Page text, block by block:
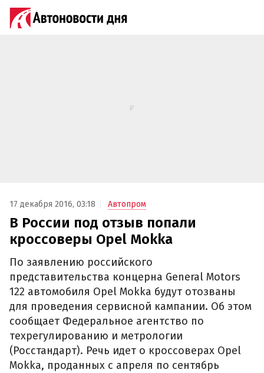
17 декабря 2016, 03:18 Автопром
В России под отзыв попали
кроссоверы Opel Mokka
По заявлению российского
представительства концерна General Motors
122 автомобиля Opel Mokka будут отозваны
для проведения сервисной кампании. Об этом
сообщает Федеральное агентство по
техрегулированию и метрологии
(Росстандарт). Речь идет о кроссоверах Opel
Mokka, проданных с апреля по сентябрь